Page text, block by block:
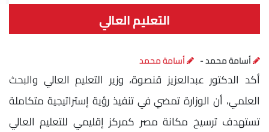
التعليم العالي
أسامة محمد - أسامة محمد
أكد الدكتور عبدالعزيز قنصوة، وزير التعليم العالي والبحث
العلمي، أن الوزارة تمضي في تنفيذ رؤية إستراتيجية متكاملة
تستهدف ترسيخ مكانة مصر كمركز إقليمي للتعليم العالي